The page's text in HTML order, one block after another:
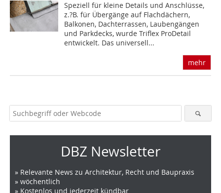
Speziell für kleine Details und Anschlüsse,
z.?B. für Übergänge auf Flachdächern,
Balkonen, Dachterrassen, Laubengängen
und Parkdecks, wurde Triflex ProDetail
entwickelt. Das universell...
mehr
DBZ Newsletter
» Relevante News zu Architektur, Recht und Baupraxis
» wöchentlich
» Kostenlos und jederzeit kündbar